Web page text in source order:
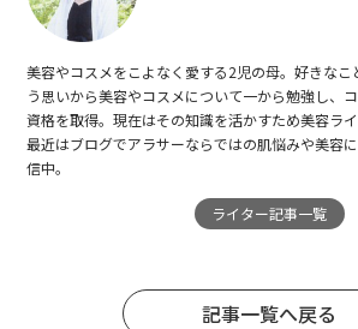
美容やコスメをこよなく愛する2児の母。好きな
う思いから美容やコスメについて一から勉強し、
資格を取得。現在はその知識を活かすため美容ライ
最近はブログでアラサーならではの肌悩みや美容
信中。
ライター記事一覧
記事一覧へ戻る